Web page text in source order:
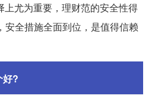
上尤为重要，理财范的安全性得
安全措施全面到位，是值得信赖
好?